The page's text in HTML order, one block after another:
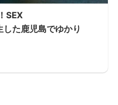
SEX
た鹿児島でゆかり